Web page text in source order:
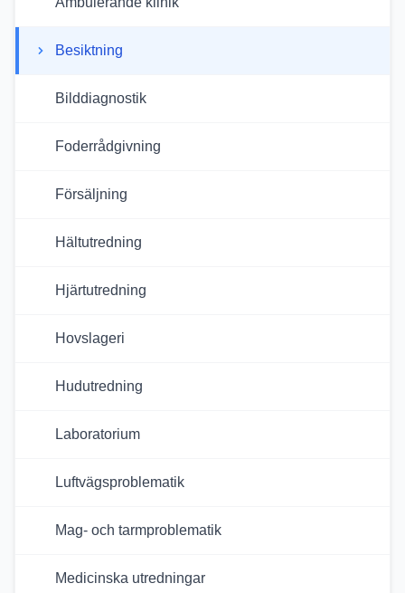
Besiktning
Bilddiagnostik
Foderrådgivning
Försäljning
Hältutredning
Hjärtutredning
Hovslageri
Hudutredning
Laboratorium
Luftvägsproblematik
Mag- och tarmproblematik
Medicinska utredningar